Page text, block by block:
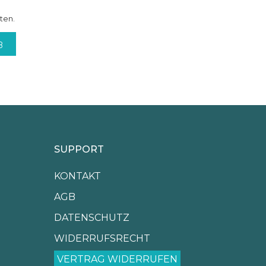
SUPPORT
KONTAKT
AGB
DATENSCHUTZ
WIDERRUFSRECHT
VERTRAG WIDERRUFEN